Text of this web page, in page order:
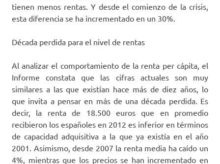
tienen menos rentas. Y desde el comienzo de la crisis,
esta diferencia se ha incrementado en un 30%.
Década perdida para el nivel de rentas
Al analizar el comportamiento de la renta per cápita, el
Informe constata que las cifras actuales son muy
similares a las que existían hace más de diez años, lo
que invita a pensar en más de una década perdida. Es
decir, la renta de 18.500 euros que en promedio
recibieron los españoles en 2012 es inferior en términos
de capacidad adquisitiva a la que ya existía en el año
2001. Asimismo, desde 2007 la renta media ha caído un
4%, mientras que los precios se han incrementado en